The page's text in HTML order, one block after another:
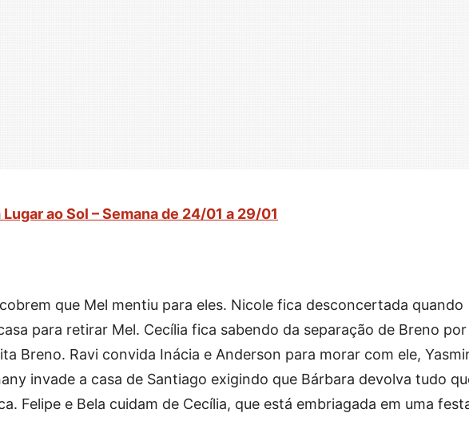
ao Sol – Semana de 24/01 a 29/01
que Mel mentiu para eles. Nicole fica desconcertada quando
para retirar Mel. Cecília fica sabendo da separação de Breno por
Breno. Ravi convida Inácia e Anderson para morar com ele,
invade a casa de Santiago exigindo que Bárbara devolva tudo
Felipe e Bela cuidam de Cecília, que está embriagada em uma